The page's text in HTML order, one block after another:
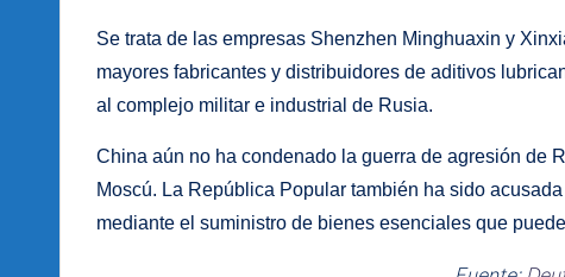
Se trata de las empresas Shenzhen Minghuaxin y
mayores fabricantes y distribuidores de aditivos
al complejo militar e industrial de Rusia.
China aún no ha condenado la guerra de agresión de
Moscú. La República Popular también ha sido
mediante el suministro de bienes esenciales que